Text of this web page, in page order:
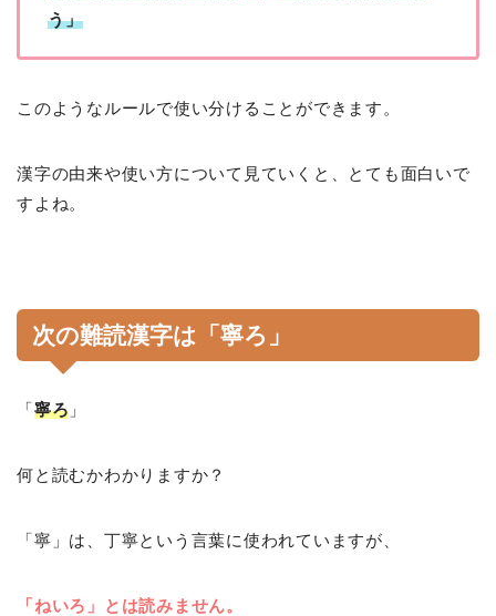
う」
このようなルールで使い分けることができます。
漢字の由来や使い方について見ていくと、とても面白いで
すよね。
次の難読漢字は「寧ろ」
「寧ろ 」
何と読むかわかりますか？
「寧」は、丁寧という言葉に使われていますが、
「ねいろ」とは読みません。